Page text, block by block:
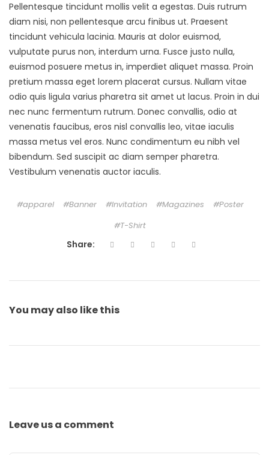
Pellentesque tincidunt mollis velit a egestas. Duis rutrum
diam nisi, non pellentesque arcu finibus ut. Praesent
tincidunt vehicula lacinia. Mauris at dolor euismod,
vulputate purus non, interdum urna. Fusce justo nulla,
euismod posuere metus in, imperdiet aliquet massa. Proin
pretium massa eget lorem placerat cursus. Nullam vitae
odio quis ligula varius pharetra sit amet ut lacus. Proin in dui
nec nunc fermentum rutrum. Donec convallis, odio at
venenatis faucibus, eros nisl convallis leo, vitae iaculis
massa metus vel eros. Nunc condimentum eu nibh vel
bibendum. Sed suscipit ac diam semper pharetra.
Vestibulum venenatis auctor iaculis.
apparel Banner Invitation Magazines
Poster
T-Shirt
Share:
You may also like this
Leave usa comment